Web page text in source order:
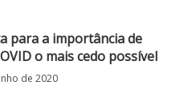
para a importância de
o mais cedo possível
de 2020